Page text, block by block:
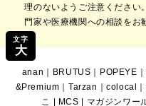
文字
大
理のないようご注意ください
門家や医療機関への相談をお
anan BRUTUS POPEYE ｜
&Premium ｜Tarzan ｜colocal
こ
MCS マガジンワー